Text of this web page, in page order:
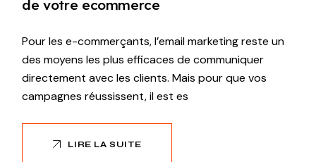
de votre ecommerce
Pour les e-commerçants, l’email marketing reste un
des moyens les plus efficaces de communiquer
directement avec les clients. Mais pour que vos
campagnes réussissent, il est es
LIRE LA SUITE